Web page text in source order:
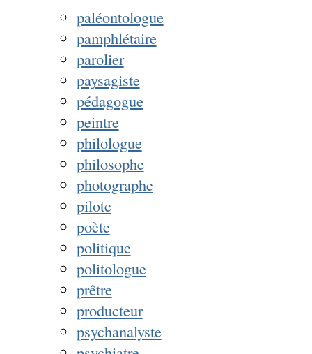
paléontologue
pamphlétaire
parolier
paysagiste
pédagogue
peintre
philologue
philosophe
photographe
pilote
poète
politique
politologue
prêtre
producteur
psychanalyste